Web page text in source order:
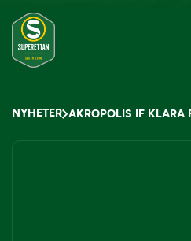
NYHETER